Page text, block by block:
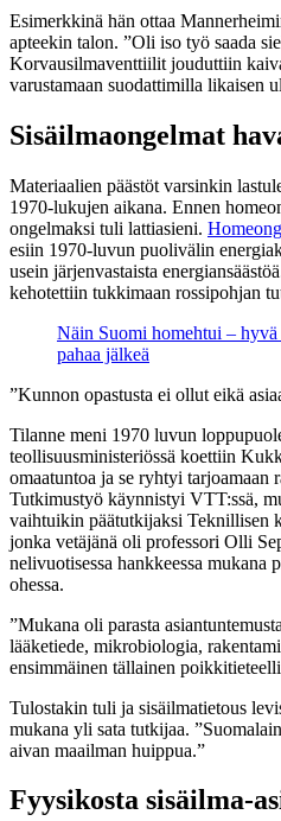
Esimerkkinä hän ottaa
apteekin talon. ”Oli iso työ saada
Korvausilmaventtiilit jouduttiin
varustamaan suodattimilla likaisen
Sisäilmaongelmat
Materiaalien päästöt varsinkin
1970-lukujen aikana. Ennen
ongelmaksi tuli lattiasieni.
esiin 1970-luvun puolivälin
usein järjenvastaista
kehotettiin tukkimaan rossipohjan
Näin Suomi homehtui – hyvä
pahaa jälkeä
”Kunnon opastusta ei ollut eikä
Tilanne meni 1970 luvun
teollisuusministeriössä koettiin
omaatuntoa ja se ryhtyi tarjoamaan
Tutkimustyö käynnistyi VTT:ssä,
vaihtuikin päätutkijaksi Teknillisen
jonka vetäjänä oli professori Olli
nelivuotisessa hankkeessa mukana
ohessa.
”Mukana oli parasta
lääketiede, mikrobiologia,
ensimmäinen tällainen
Tulostakin tuli ja sisäilmatietous
mukana yli sata tutkijaa.
aivan maailman huippua.”
Fyysikosta sisäilma-